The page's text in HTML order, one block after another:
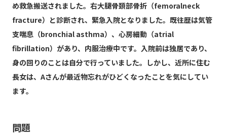
め救急搬送されました。右大腿骨頚部骨折（femoralneck
fracture）と診断され、緊急入院となりました。既往歴は気管
支喘息（bronchial asthma）、心房細動（atrial
fibrillation）があり、内服治療中です。入院前は独居であり、
身の回りのことは自分で行っていました。しかし、近所に住む
長女は、Aさんが最近物忘れがひどくなったことを気にしてい
ます。
問題